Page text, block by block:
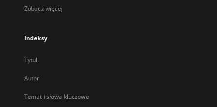
Zobacz więcej
Indeksy
Tytuł
Autor
Temat i słowa kluczowe